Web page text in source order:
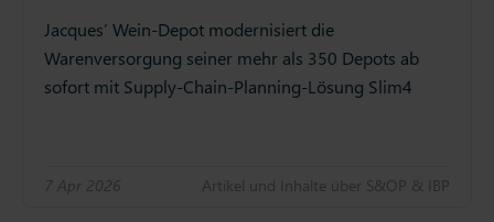
Jacques’ Wein-Depot modernisiert die
Warenversorgung seiner mehr als 350 Depots ab
sofort mit Supply-Chain-Planning-Lösung Slim4
7 Apr 2026 Artikel und Inhalte über S&OP & IBP